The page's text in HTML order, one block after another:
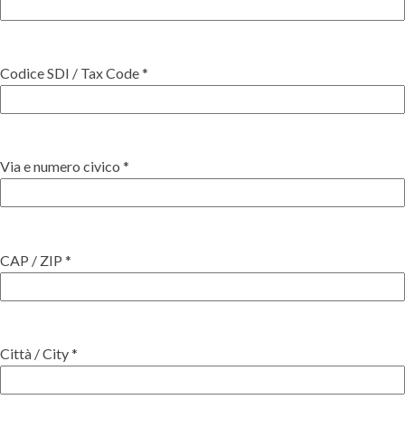
Codice SDI / Tax Code *
Via e numero civico *
CAP / ZIP *
Città / City *